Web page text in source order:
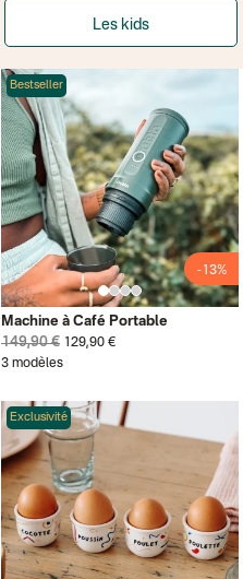
Les kids
Bestseller
-13%
Machine à Café Portable
149,90 € 129,90 €
3 modèles
Exclusivité